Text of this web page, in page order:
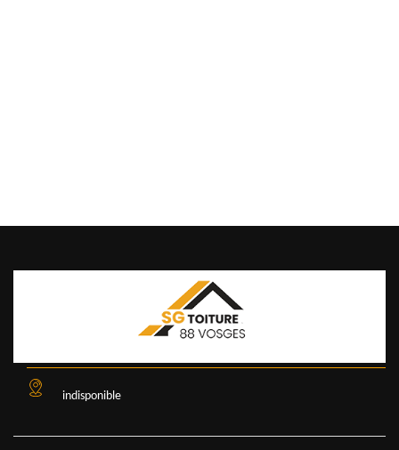
indisponible